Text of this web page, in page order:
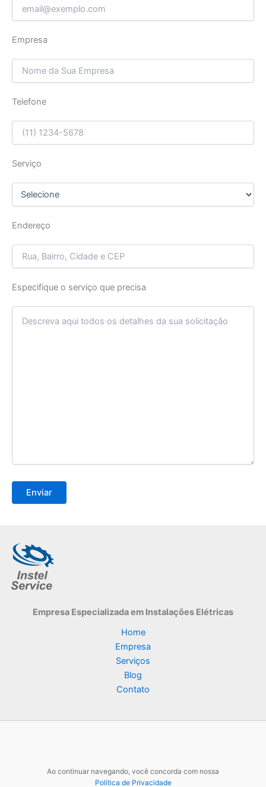
Empresa
Telefone
Serviço
Endereço
Especifique o serviço que precisa
Empresa Especializadaem Instalações Elétricas
Home
Empresa
Serviços
Blog
Contato
Ao continuar navegando, você concorda com nossa
Política de Privacidade